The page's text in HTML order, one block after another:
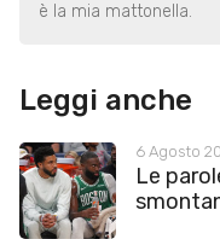
è la mia mattonella.
Leggi anche
6 Agosto
Le